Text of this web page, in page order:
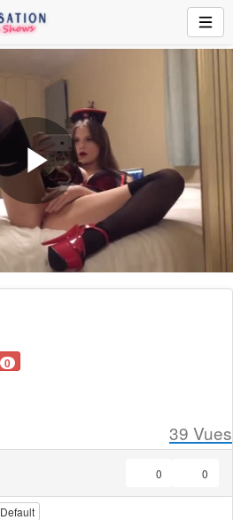
Play
Video
0
39 Vues
0
0
Default